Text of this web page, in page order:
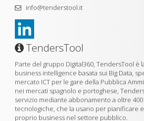
info@tenderstool.it
TendersTool
Parte del gruppo Digital360, TendersTool è
business intelligence basata sui Big Data,
mercato ICT per le gare della Pubblica
nei mercati spagnolo e portoghese,
servizio mediante abbonamento a oltre
tecnologiche, che la usano per pianificare
proprio business nel settore pubblico.